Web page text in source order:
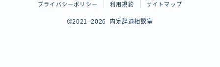
プライバシーポリシー 利用規約 サイトマップ
2021–2026 内定辞退相談室